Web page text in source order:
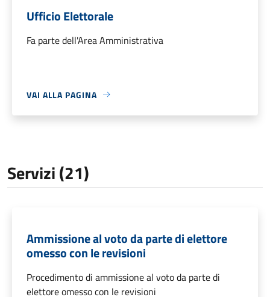
Ufficio Elettorale
Fa parte dell'Area Amministrativa
VAI ALLA PAGINA
Servizi (21)
Ammissione al voto da parte di elettore
omesso con le revisioni
Procedimento di ammissione al voto da parte di
elettore omesso con le revisioni